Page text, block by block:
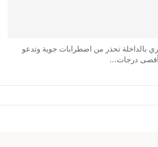
بالداخلة تحذر من اضطرابات جوية وتدعو
أقصى درجات…